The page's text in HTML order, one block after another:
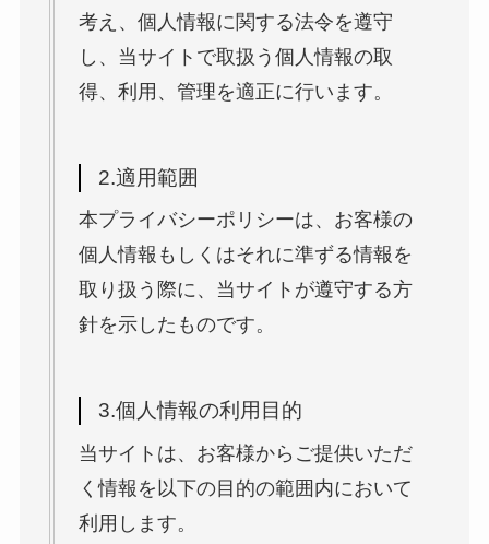
考え、個人情報に関する法令を遵守
し、当サイトで取扱う個人情報の取
得、利用、管理を適正に行います。
2.適用範囲
本プライバシーポリシーは、お客様の
個人情報もしくはそれに準ずる情報を
取り扱う際に、当サイトが遵守する方
針を示したものです。
3.個人情報の利用目的
当サイトは、お客様からご提供いただ
く情報を以下の目的の範囲内において
利用します。